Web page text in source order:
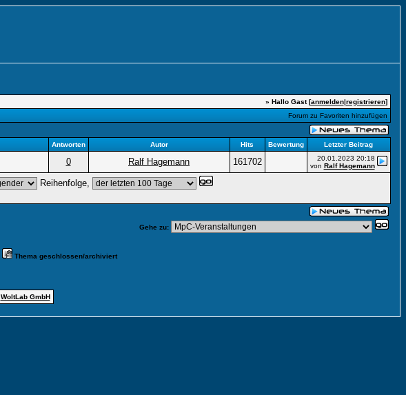
» Hallo Gast [anmelden|registrieren]
Forum zu Favoriten hinzufügen
Antworten Autor Hits Bewertung Letzter Beitrag
0 Ralf Hagemann 161702 20.01.2023 20:18
von Ralf Hagemann
Reihenfolge,
Gehe zu:
Thema geschlossen/archiviert
WoltLab GmbH